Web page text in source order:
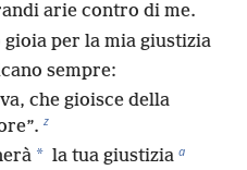
arie contro di me.
per la mia giustizia
sempre:
che gioisce della
z
* la tua giustizia a